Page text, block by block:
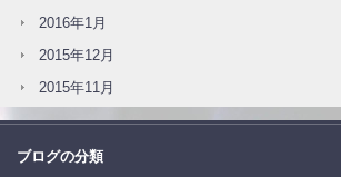
2016年1月
2015年12月
2015年11月
ブログの分類